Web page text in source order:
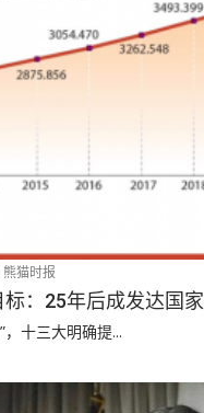
熊猫时报
：25年后成发达国家
，十三大明确提...